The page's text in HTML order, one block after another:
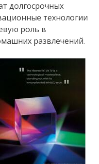
долгосрочных
технологии
роль в
развлечений.